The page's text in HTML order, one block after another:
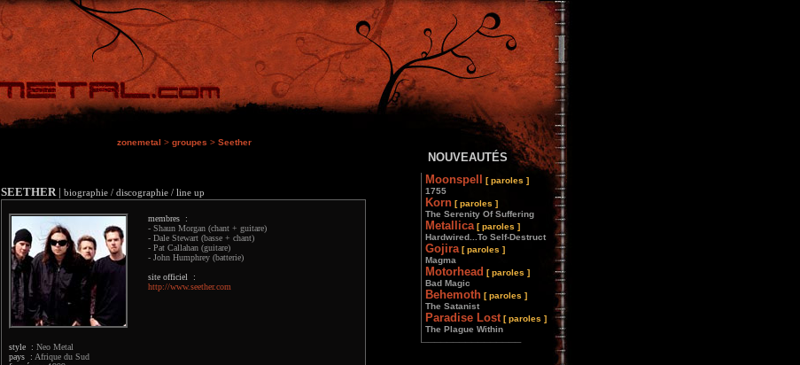
zonemetal > groupes > Seether
SEETHER| biographie / discographie / line up
style : Neo Metal
pays : Afrique du Sud
membres :
- Shaun Morgan (chant + guitare)
- Dale Stewart (basse + chant)
- Pat Callahan (guitare)
- John Humphrey (batterie)
site officiel :
http://www.seether.com
NOUVEAUTÉS
Moonspell
[ paroles ]
1755
Korn [ paroles ]
The Serenity Of Suffering
Metallica [ paroles ]
Hardwired...To Self-Destruct
Gojira [ paroles ]
Magma
Motorhead [ paroles ]
Bad Magic
Behemoth [ paroles ]
The Satanist
Paradise Lost [ paroles ]
The Plague Within
________________